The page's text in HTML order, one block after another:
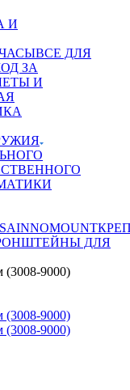
И
ВСЕ ДЛЯ
ЗА
И
INNOMOUNT
ДЛЯ
(3008-9000)